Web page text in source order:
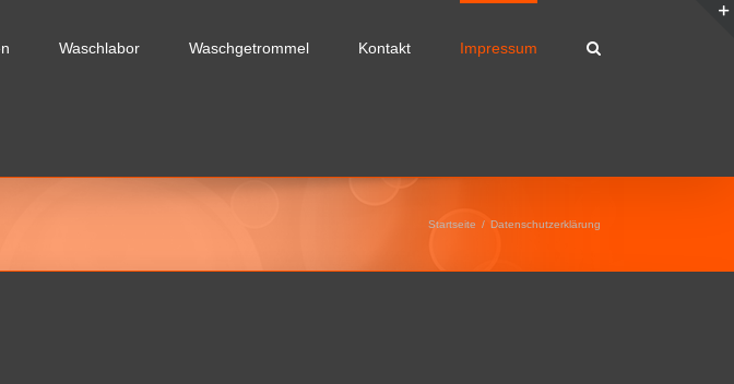
Waschlabor Waschgetrommel Kontakt Impressum
Startseite / Datenschutzerklärung